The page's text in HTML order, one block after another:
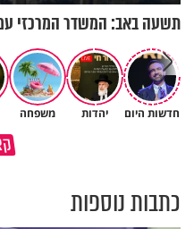
תשעה באב: המשדר המרכזי עם
חדשות היום יהדות משפחה
הברכה האמיתית ששום תפילה
כתבות נוספות